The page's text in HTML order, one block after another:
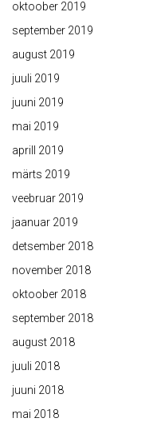
oktoober 2019
september 2019
august 2019
juuli 2019
juuni 2019
mai 2019
aprill 2019
märts 2019
veebruar 2019
jaanuar 2019
detsember 2018
november 2018
oktoober 2018
september 2018
august 2018
juuli 2018
juuni 2018
mai 2018